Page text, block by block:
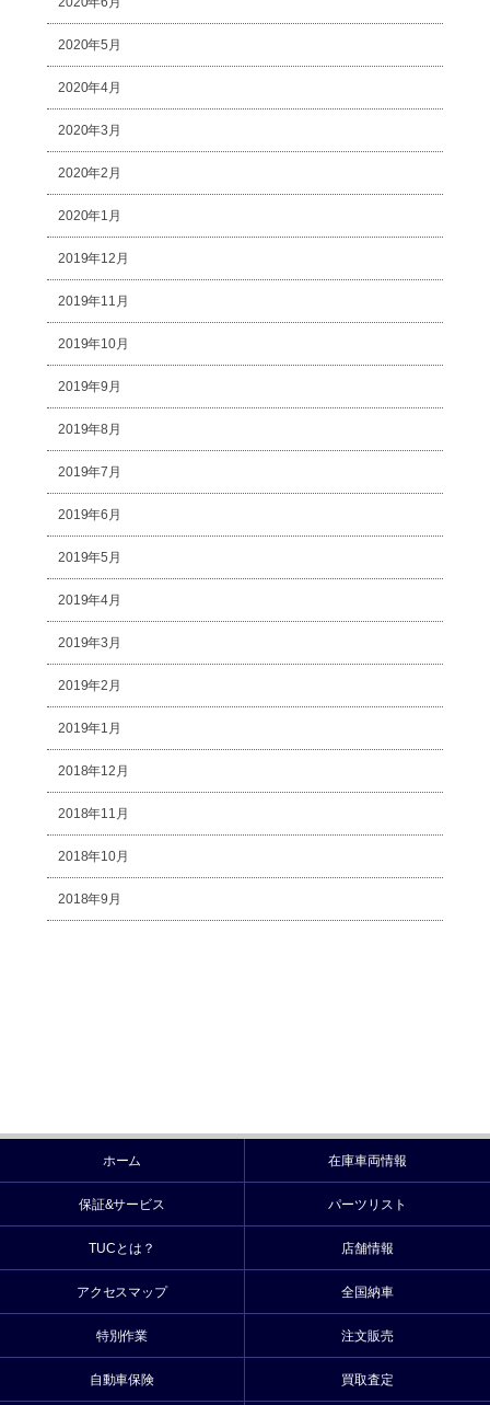
2020年5月
2020年4月
2020年3月
2020年2月
2020年1月
2019年12月
2019年11月
2019年10月
2019年9月
2019年8月
2019年7月
2019年6月
2019年5月
2019年4月
2019年3月
2019年2月
2019年1月
2018年12月
2018年11月
2018年10月
2018年9月
ホーム 在庫車両情報
保証&サービス パーツリスト
TUCとは？ 店舗情報
アクセスマップ 全国納車
特別作業 注文販売
自動車保険 買取査定